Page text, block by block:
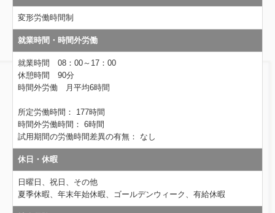
変形労働時間制
就業時間・時間外労働
就業時間 08：00～17：00
休憩時間 90分
時間外労働 月平均6時間
所定労働時間： 177時間
時間外労働時間： 6時間
試用期間の労働時間差異の有無： なし
休日・休暇
日曜日、祝日、その他
夏季休暇、年末年始休暇、ゴールデンウィーク、有給休暇